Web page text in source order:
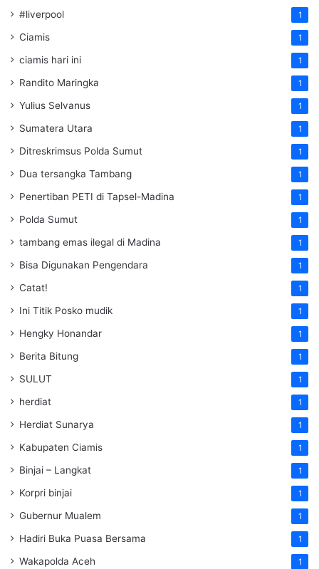
#liverpool 1
Ciamis 1
ciamis hari ini 1
Randito Maringka 1
Yulius Selvanus 1
Sumatera Utara 1
Ditreskrimsus Polda Sumut 1
Dua tersangka Tambang 1
Penertiban PETI di Tapsel-Madina 1
Polda Sumut 1
tambang emas ilegal di Madina 1
Bisa Digunakan Pengendara 1
Catat! 1
Ini Titik Posko mudik 1
Hengky Honandar 1
Berita Bitung 1
SULUT 1
herdiat 1
Herdiat Sunarya 1
Kabupaten Ciamis 1
Binjai – Langkat 1
Korpri binjai 1
Gubernur Mualem 1
Hadiri Buka Puasa Bersama 1
Wakapolda Aceh 1